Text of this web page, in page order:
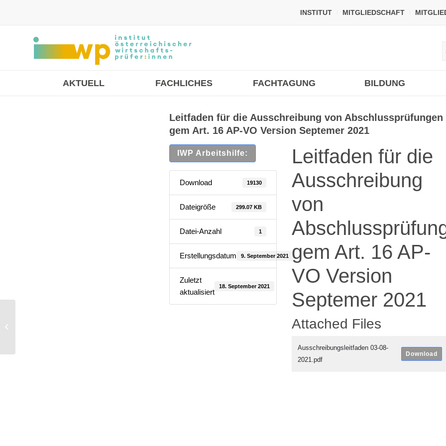
INSTITUT MITGLIEDSCHAFT
AKTUELL FACHLICHES FACHTAGUNG BILDUNG
Leitfaden für die Ausschreibung von Abschlussprüfungen
gem Art. 16 AP-VO Version Septemer 2021
IWP Arbeitshilfe:
Download 19130
Dateigröße 299.07 KB
Datei-Anzahl 1
Erstellungsdatum 9. September 2021
Zuletzt
aktualisiert
18. September 2021
Leitfaden für die
Ausschreibung
von
gem Art. 16 AP-
VO Version
Septemer 2021
Attached Files
Ausschreibungsleitfaden 03-08-
2021.pdf
Download